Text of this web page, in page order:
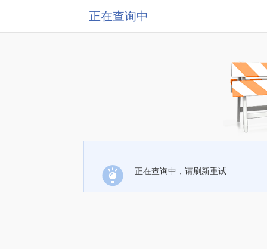
正在查询中
正在查询中，请刷新重试